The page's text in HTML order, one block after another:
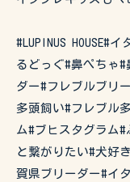
#LUPINUS HOUSE#
るどっぐ#鼻ぺちゃ
ダー#フレブルブリ
多頭飼い#フレブル
ム#ブヒスタグラム
と繋がりたい#犬好
賀県ブリーダー#イ